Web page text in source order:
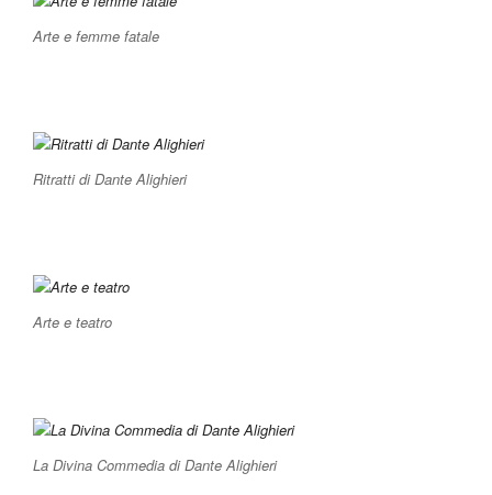
Arte e femme fatale
Ritratti di Dante Alighieri
Arte e teatro
La Divina Commedia di Dante Alighieri